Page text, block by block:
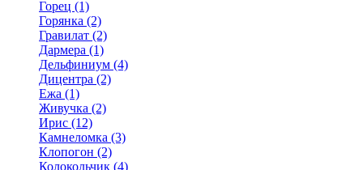
Горец (1)
Горянка (2)
Гравилат (2)
Дармера (1)
Дельфиниум (4)
Дицентра (2)
Ежа (1)
Живучка (2)
Ирис (12)
Камнеломка (3)
Клопогон (2)
Колокольчик (4)